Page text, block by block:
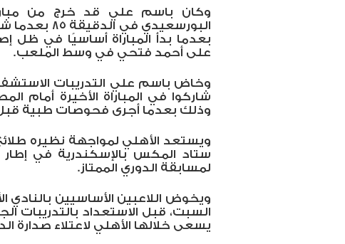
وكان باسم علي قد خرج من
البورسعيدي
بعدما بدأ المباراة أساسيًا في ظل
على أحمد فتحي في وسط الملعب.
وخاض باسم علي التدريبات
شاركوا في المباراة الأخيرة أمام
وذلك بعدما أجرى فحوصات طبية قبل
ويستعد الأهلي لمواجهة نظيره
ستاد المكس بالإسكندرية في إطار
لمسابقة الدوري الممتاز.
ويخوض اللاعبين الأساسيين بالنادي
السبت، قبل الاستعداد بالتدريبات
يسعى خلالها الأهلي لاعتلاء صدارة